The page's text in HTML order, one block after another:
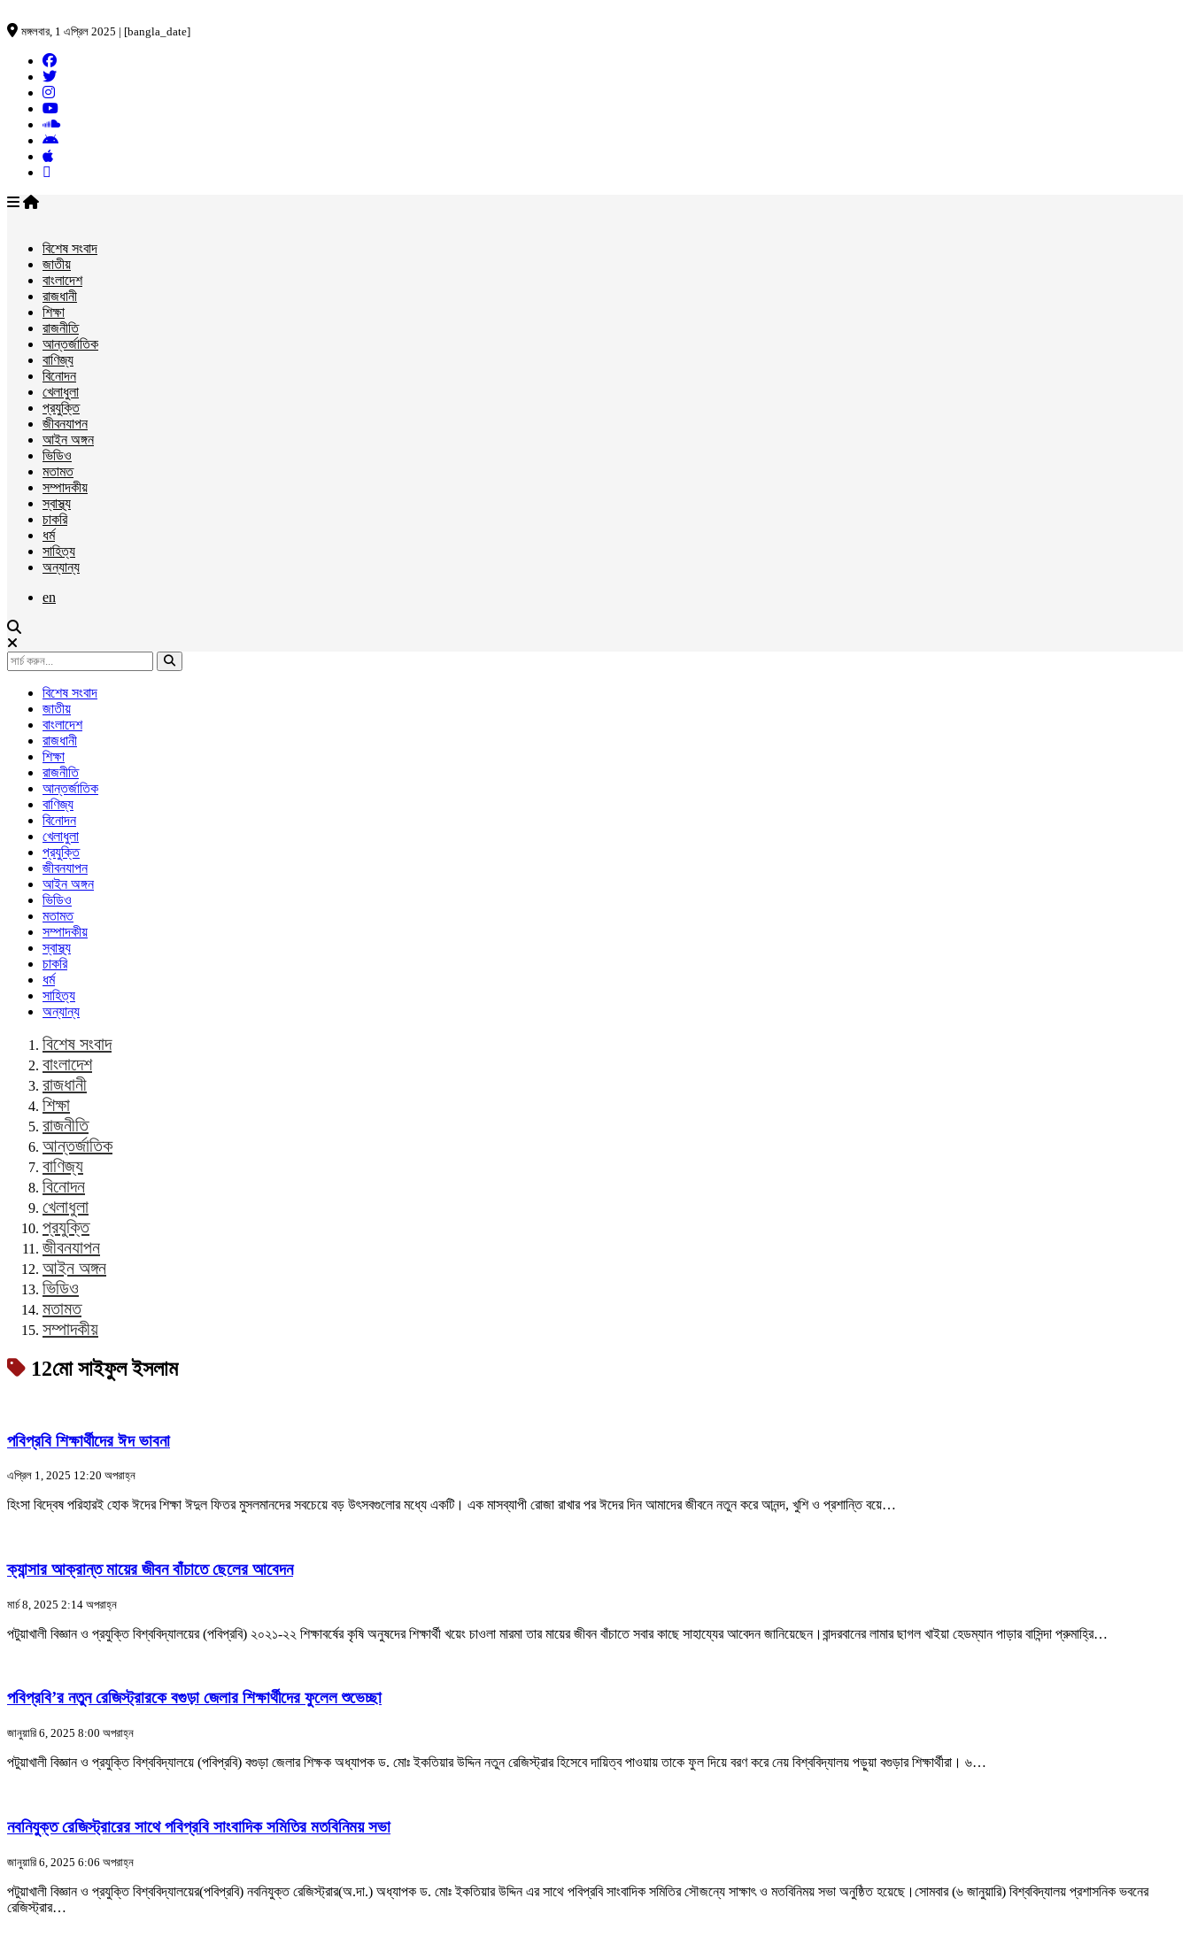
মঙ্গলবার, 1 এপ্রিল 2025 | [bangla_date]
বিশেষ সংবাদ
জাতীয়
বাংলাদেশ
রাজধানী
শিক্ষা
রাজনীতি
আন্তর্জাতিক
বাণিজ্য
বিনোদন
খেলাধুলা
প্রযুক্তি
জীবনযাপন
আইন অঙ্গন
ভিডিও
মতামত
সম্পাদকীয়
স্বাস্থ্য
চাকরি
ধর্ম
সাহিত্য
অন্যান্য
en
বিশেষ সংবাদ
জাতীয়
বাংলাদেশ
রাজধানী
শিক্ষা
রাজনীতি
আন্তর্জাতিক
বাণিজ্য
বিনোদন
খেলাধুলা
প্রযুক্তি
জীবনযাপন
আইন অঙ্গন
ভিডিও
মতামত
সম্পাদকীয়
স্বাস্থ্য
চাকরি
ধর্ম
সাহিত্য
অন্যান্য
বিশেষ সংবাদ
বাংলাদেশ
রাজধানী
শিক্ষা
রাজনীতি
আন্তর্জাতিক
বাণিজ্য
বিনোদন
খেলাধুলা
প্রযুক্তি
জীবনযাপন
আইন অঙ্গন
ভিডিও
মতামত
সম্পাদকীয়
12মো সাইফুল ইসলাম
পবিপ্রবি শিক্ষার্থীদের ঈদ ভাবনা
এপ্রিল 1, 2025 12:20 অপরাহ্ন
হিংসা বিদ্বেষ পরিহারই হোক ঈদের শিক্ষা ঈদুল ফিতর মুসলমানদের সবচেয়ে বড় উৎসবগুলোর মধ্যে একটি। এক মাসব্যাপী রোজা রাখার পর ঈদের দিন আমাদের জীবনে নতুন করে আনন্দ, খুশি ও প্রশান্তি বয়ে…
ক্যান্সার আক্রান্ত মায়ের জীবন বাঁচাতে ছেলের আবেদন
মার্চ 8, 2025 2:14 অপরাহ্ন
পটুয়াখালী বিজ্ঞান ও প্রযুক্তি বিশ্ববিদ্যালয়ের (পবিপ্রবি) ২০২১-২২ শিক্ষাবর্ষের কৃষি অনুষদের শিক্ষার্থী খয়েং চাওলা মারমা তার মায়ের জীবন বাঁচাতে সবার কাছে সাহায্যের আবেদন জানিয়েছেন।বান্দরবানের লামার ছাগল খাইয়া হেডম্যান পাড়ার বাসিন্দা প্রুমাহ্রি…
পবিপ্রবি’র নতুন রেজিস্ট্রারকে বগুড়া জেলার শিক্ষার্থীদের ফুলেল শুভেচ্ছা
জানুয়ারি 6, 2025 8:00 অপরাহ্ন
পটুয়াখালী বিজ্ঞান ও প্রযুক্তি বিশ্ববিদ্যালয়ে (পবিপ্রবি) বগুড়া জেলার শিক্ষক অধ্যাপক ড. মোঃ ইকতিয়ার উদ্দিন নতুন রেজিস্ট্রার হিসেবে দায়িত্ব পাওয়ায় তাকে ফুল দিয়ে বরণ করে নেয় বিশ্ববিদ্যালয় পড়ুয়া বগুড়ার শিক্ষার্থীরা। ৬…
নবনিযুক্ত রেজিস্ট্রারের সাথে পবিপ্রবি সাংবাদিক সমিতির মতবিনিময় সভা
জানুয়ারি 6, 2025 6:06 অপরাহ্ন
পটুয়াখালী বিজ্ঞান ও প্রযুক্তি বিশ্ববিদ্যালয়ের(পবিপ্রবি) নবনিযুক্ত রেজিস্ট্রার(অ.দা.) অধ্যাপক ড. মোঃ ইকতিয়ার উদ্দিন এর সাথে পবিপ্রবি সাংবাদিক সমিতির সৌজন্যে সাক্ষাৎ ও মতবিনিময় সভা অনুষ্ঠিত হয়েছে।সোমবার (৬ জানুয়ারি) বিশ্ববিদ্যালয় প্রশাসনিক ভবনের
রেজিস্ট্রার…